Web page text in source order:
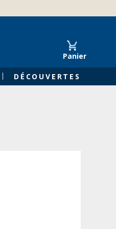
Panier
DÉCOUVERTES